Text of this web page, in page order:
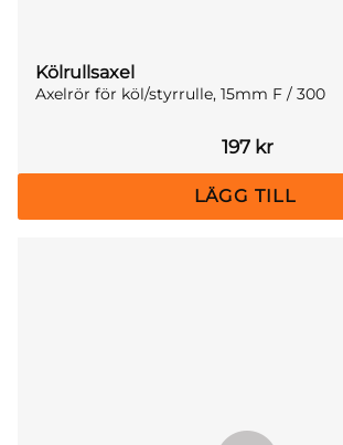
Kölrullsaxel
Axelrör för köl/styrrulle, 15mm F / 300
197kr